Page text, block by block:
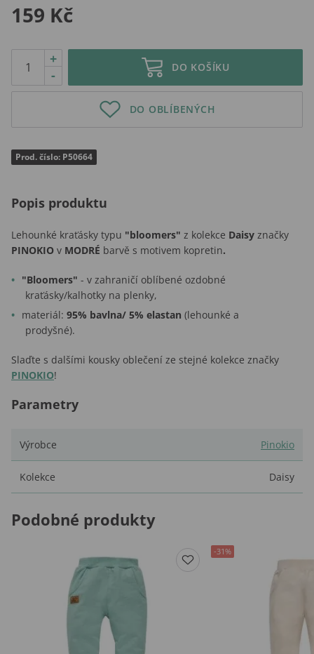
159 Kč
-
+
DO KOŠÍKU
DO OBLÍBENÝCH
Prod. číslo: P50664
Popis produktu
Lehounké kraťásky typu "bloomers" z kolekce Daisy značky
PINOKIO v MODRÉ barvě s motivem kopretin.
"Bloomers" - v zahraničí oblíbené ozdobné
kraťásky/kalhotky na plenky,
materiál: 95% bavlna/ 5% elastan (lehounké a
prodyšné).
Slaďte s dalšími kousky oblečení ze stejné kolekce značky
PINOKIO!
Parametry
Výrobce Pinokio
Kolekce Daisy
Podobné produkty
-31%